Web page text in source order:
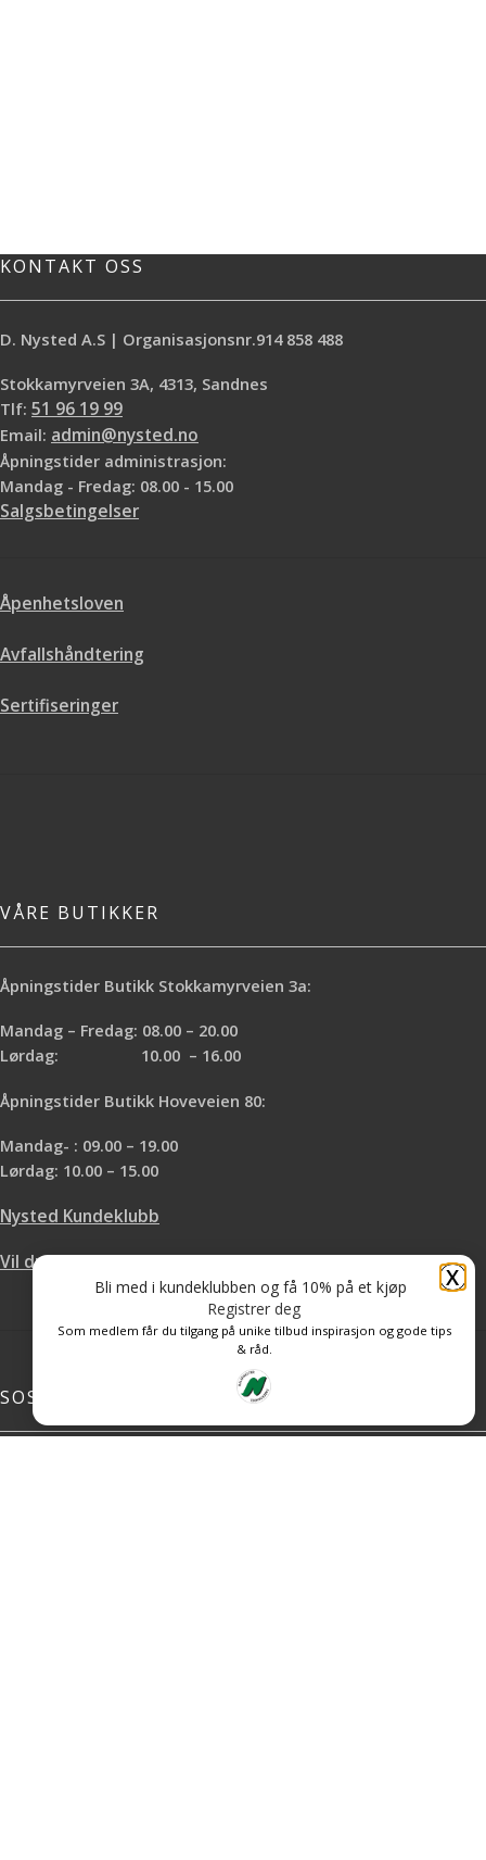
KONTAKT OSS
D. Nysted A.S | Organisasjonsnr.914 858 488
Stokkamyrveien 3A, 4313, Sandnes
Tlf: 51 96 19 99
Email: admin@nysted.no
Åpningstider administrasjon:
Mandag - Fredag: 08.00 - 15.00
Salgsbetingelser
Åpenhetsloven
Avfallshåndtering
Sertifiseringer
VÅRE BUTIKKER
Åpningstider Butikk Stokkamyrveien 3a:
Mandag – Fredag: 08.00 – 20.00
Lørdag: 10.00 – 16.00
Åpningstider Butikk Hoveveien 80:
Mandag- : 09.00 – 19.00
Lørdag: 10.00 – 15.00
Nysted Kundeklubb
Vil du leie hos oss?
SOSIALE MEDIER
X
Bli med i kundeklubben og få 10% på et kjøp
Registrer deg
Som medlem får du tilgang på unike tilbud inspirasjon og gode tips
& råd.